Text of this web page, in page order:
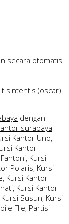
secara otomatis
sintentis (oscar)
dengan
surabaya
Kantor Uno,
Kantor
Kursi
Polaris, Kursi
Kursi Kantor
Kursi Kantor
Susun, Kursi
FIle, Partisi